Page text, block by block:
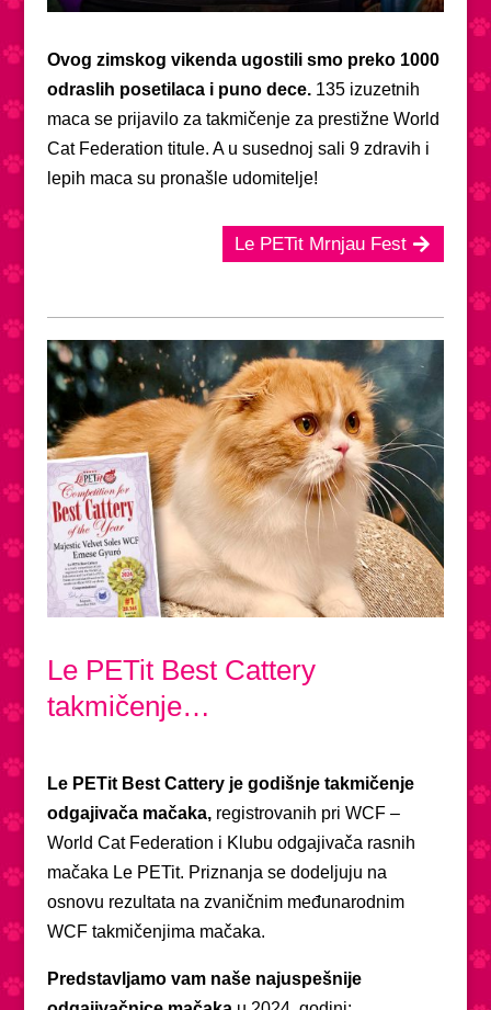
Ovog zimskog vikenda ugostili smo preko 1000
odraslih posetilaca i puno dece.135 izuzetnih
maca se prijavilo za takmičenje za prestižne World
Cat Federation titule. A u susednoj sali 9 zdravih i
lepih maca su pronašle udomitelje!
Le PETit Mrnjau Fest
Le PETit Best Cattery
takmičenje…
Le PETit Best Cattery je godišnje takmičenje
odgajivača mačaka,registrovanih pri WCF –
World Cat Federation i Klubu odgajivača rasnih
mačaka Le PETit. Priznanja se dodeljuju na
osnovu rezultata na zvaničnim međunarodnim
WCF takmičenjima mačaka.
Predstavljamo vam naše najuspešnije